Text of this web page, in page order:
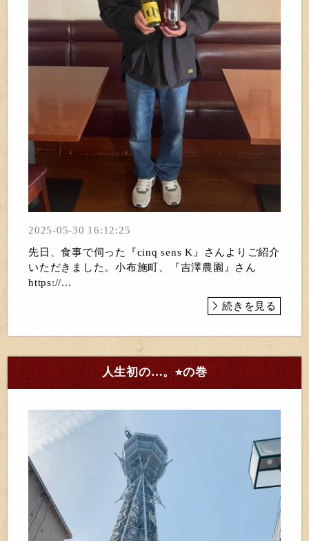
2025-05-30 16:12:25
先日、食事で伺った『cinq sens K』さんよりご紹介
いただきました。小布施町、『吉澤農園』さん
https://...
続きを見る
人生初の…。⭐︎の巻